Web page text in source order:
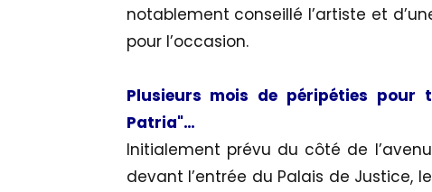
notablement conseillé l’artiste et
pour l’occasion.
Plusieurs mois de péripéties
Patria"…
Initialement prévu du côté de
devant l’entrée du Palais de Justice,